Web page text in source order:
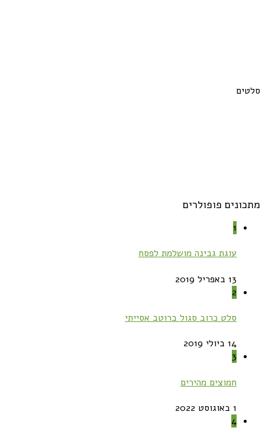
סלטים
מתכונים פופולרים
1
עוגת גבינה מושלמת לפסח
13 באפריל 2019
2
סלט כרוב סגול ברוטב אסייתי
14 ביולי 2019
3
חמוצים מהירים
1 באוגוסט 2022
4